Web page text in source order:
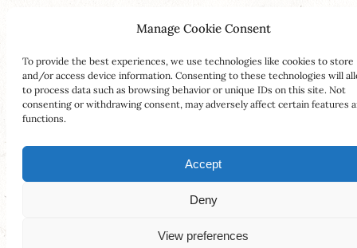
Manage Cookie Consent
To provide the best experiences, we use technologies like cookies to store
and/or access device information. Consenting to these technologies will
to process data such as browsing behavior or unique IDs on this site. Not
consenting or withdrawing consent, may adversely affect certain features
functions.
Accept
Deny
View preferences